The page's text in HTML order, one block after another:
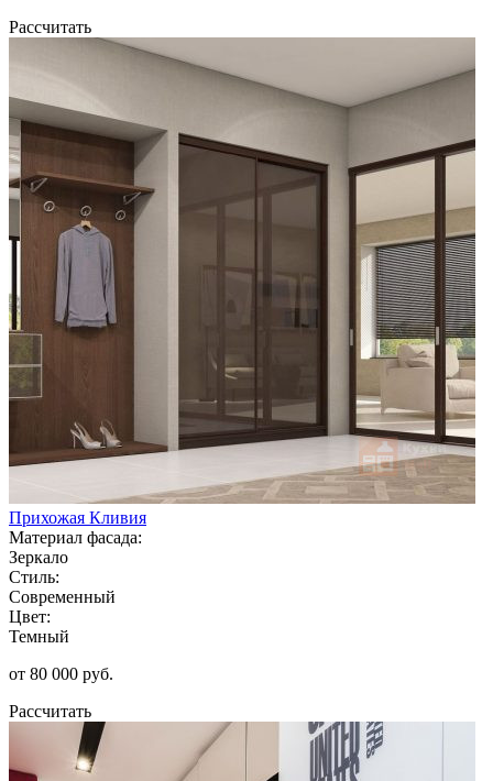
Рассчитать
Прихожая Кливия
Материал фасада:
Зеркало
Стиль:
Современный
Цвет:
Темный
от 80 000 руб.
Рассчитать